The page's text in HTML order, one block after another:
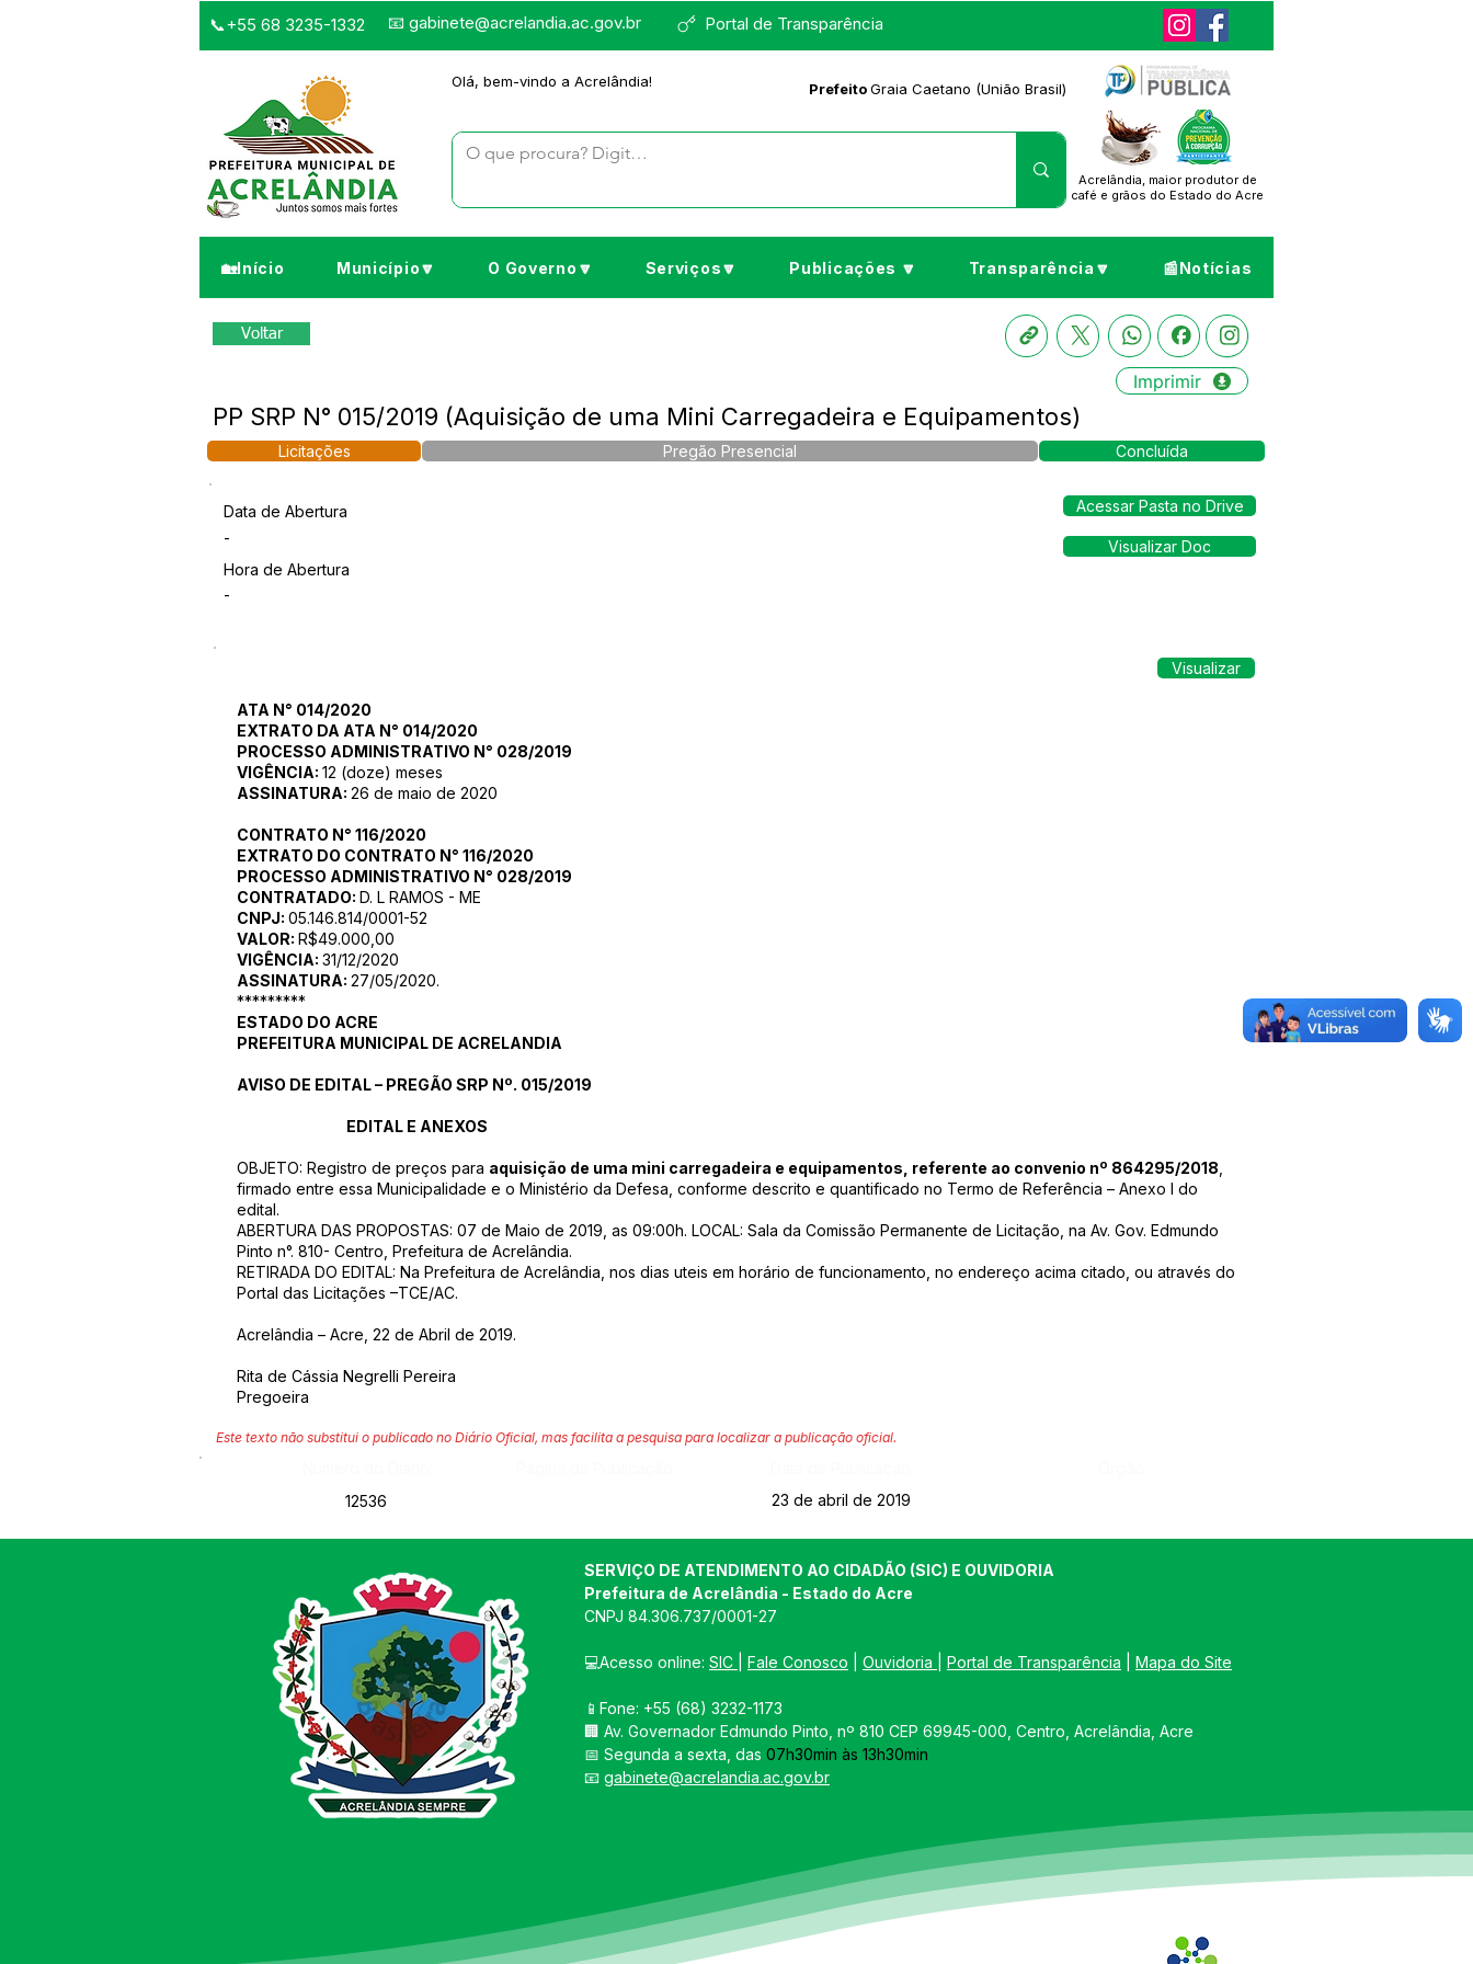
Portal de Transparência
📞+55 68 3235-1332 📧 gabinete@acrelandia.ac.gov.br
Olá, bem-vindo a Acrelândia! PrefeitoGraia Caetano (União Brasil)
Acrelândia, maior produtor de
café e grãos do Estado do Acre
🏡Início Município🔽 O Governo🔽 Serviços🔽 Publicações 🔽 Transparência🔽 📰Notícias
Voltar
Imprimir
PP SRP N° 015/2019 (Aquisição de uma Mini Carregadeira e Equipamentos)
Licitações Pregão Presencial Concluída
Data de Abertura
-
Hora de Abertura
-
Acessar Pasta no Drive
Visualizar Doc
Visualizar
ATA N° 014/2020
EXTRATO DA ATA N° 014/2020
PROCESSO ADMINISTRATIVO N° 028/2019
VIGÊNCIA: 12 (doze) meses
ASSINATURA: 26 de maio de 2020
CONTRATO N° 116/2020
EXTRATO DO CONTRATO N° 116/2020
PROCESSO ADMINISTRATIVO N° 028/2019
CONTRATADO: D. L RAMOS - ME
CNPJ: 05.146.814/0001-52
VALOR: R$49.000,00
VIGÊNCIA: 31/12/2020
ASSINATURA: 27/05/2020.
*********
ESTADO DO ACRE
PREFEITURA MUNICIPAL DE ACRELANDIA
AVISO DE EDITAL – PREGÃO SRP Nº. 015/2019
EDITAL E ANEXOS
OBJETO: Registro de preços para aquisição de uma mini carregadeira e equipamentos, referente ao convenio nº 864295/2018
firmado entre essa Municipalidade e o Ministério da Defesa, conforme descrito e quantificado no Termo de Referência – Anexo I do
edital.
ABERTURA DAS PROPOSTAS: 07 de Maio de 2019, as 09:00h. LOCAL: Sala da Comissão Permanente de Licitação, na Av. Gov. Edmundo
Pinto n°. 810- Centro, Prefeitura de Acrelândia.
RETIRADA DO EDITAL: Na Prefeitura de Acrelândia, nos dias uteis em horário de funcionamento, no endereço acima citado, ou através do
Portal das Licitações –TCE/AC.
Acrelândia – Acre, 22 de Abril de 2019.
Rita de Cássia Negrelli Pereira
Pregoeira
Este texto não substitui o publicado no Diário Oficial, mas facilita a pesquisa para localizar a publicação oficial.
12536
23 de abril de 2019
SERVIÇO DE ATENDIMENTO AO CIDADÃO (SIC) E OUVIDORIA
Prefeitura de Acrelândia - Estado do Acre
CNPJ 84.306.737/0001-27
💻Acesso online: SIC Fale Conosco Ouvidoria Portal de Transparência Mapa do Site
📱Fone: +55 (68) 3232-1173
🏢 Av. Governador Edmundo Pinto, nº 810 CEP 69945-000, Centro, Acrelândia, Acre
📅 Segunda a sexta, das 07h30min às 13h30min
📧 gabinete@acrelandia.ac.gov.br